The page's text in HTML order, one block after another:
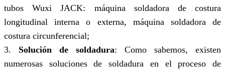
tubos Wuxi JACK: máquina soldadora de costura
longitudinal interna o externa, máquina soldadora de
costura circunferencial;
3. Solución de soldadura: Como sabemos, existen
numerosas soluciones de soldadura en el proceso de